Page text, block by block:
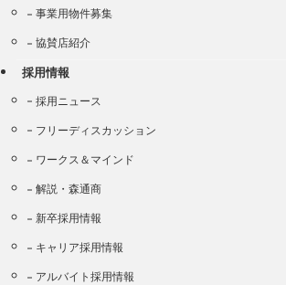
事業用物件募集
協賛店紹介
採用情報
採用ニュース
フリーディスカッション
ワークス＆マインド
解説・森通商
新卒採用情報
キャリア採用情報
アルバイト採用情報